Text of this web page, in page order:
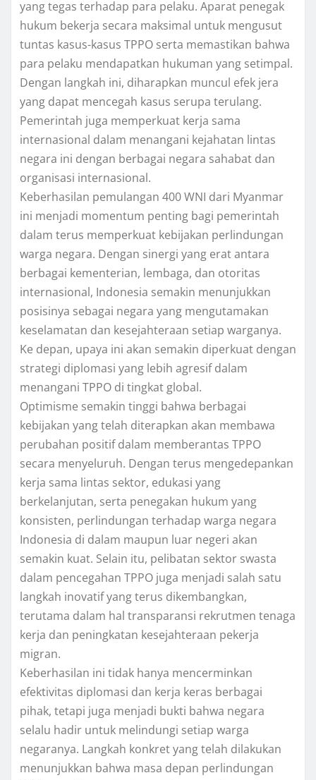
yang tegas terhadap para pelaku. Aparat penegak
hukum bekerja secara maksimal untuk mengusut
tuntas kasus-kasus TPPO serta memastikan bahwa
para pelaku mendapatkan hukuman yang setimpal.
Dengan langkah ini, diharapkan muncul efek jera
yang dapat mencegah kasus serupa terulang.
Pemerintah juga memperkuat kerja sama
internasional dalam menangani kejahatan lintas
negara ini dengan berbagai negara sahabat dan
organisasi internasional.
Keberhasilan pemulangan 400 WNI dari Myanmar
ini menjadi momentum penting bagi pemerintah
dalam terus memperkuat kebijakan perlindungan
warga negara. Dengan sinergi yang erat antara
berbagai kementerian, lembaga, dan otoritas
internasional, Indonesia semakin menunjukkan
posisinya sebagai negara yang mengutamakan
keselamatan dan kesejahteraan setiap warganya.
Ke depan, upaya ini akan semakin diperkuat dengan
strategi diplomasi yang lebih agresif dalam
menangani TPPO di tingkat global.
Optimisme semakin tinggi bahwa berbagai
kebijakan yang telah diterapkan akan membawa
perubahan positif dalam memberantas TPPO
secara menyeluruh. Dengan terus mengedepankan
kerja sama lintas sektor, edukasi yang
berkelanjutan, serta penegakan hukum yang
konsisten, perlindungan terhadap warga negara
Indonesia di dalam maupun luar negeri akan
semakin kuat. Selain itu, pelibatan sektor swasta
dalam pencegahan TPPO juga menjadi salah satu
langkah inovatif yang terus dikembangkan,
terutama dalam hal transparansi rekrutmen tenaga
kerja dan peningkatan kesejahteraan pekerja
migran.
Keberhasilan ini tidak hanya mencerminkan
efektivitas diplomasi dan kerja keras berbagai
pihak, tetapi juga menjadi bukti bahwa negara
selalu hadir untuk melindungi setiap warga
negaranya. Langkah konkret yang telah dilakukan
menunjukkan bahwa masa depan perlindungan